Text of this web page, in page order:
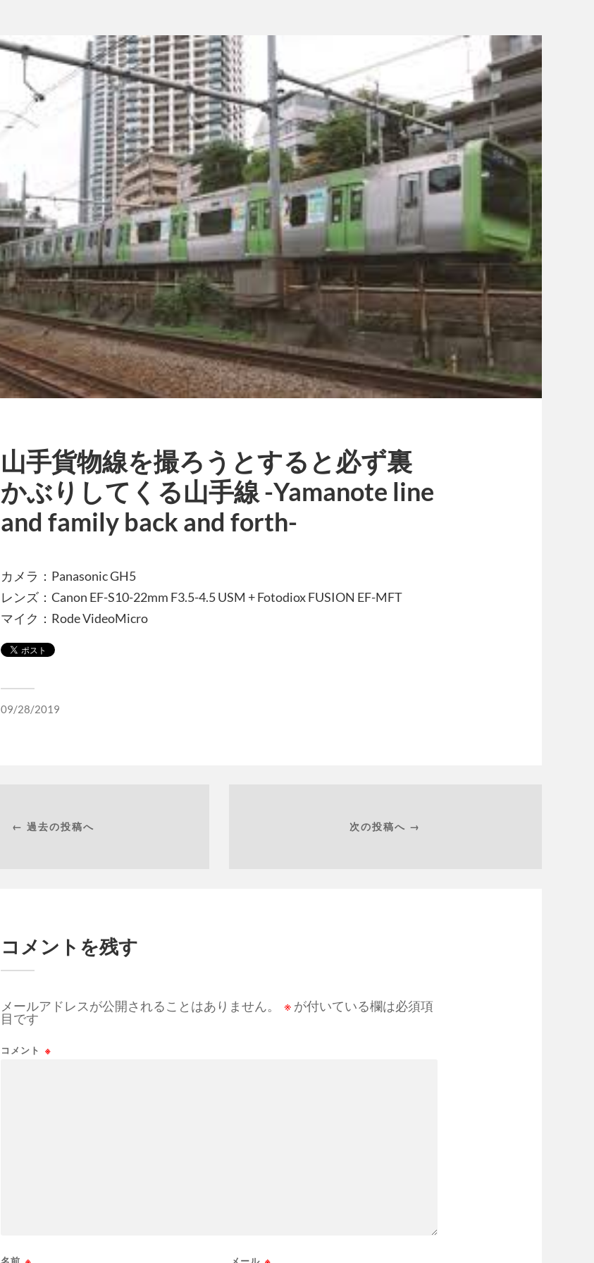
山手貨物線を撮ろうとすると必ず裏
かぶりしてくる山手線 -Yamanote line
and family back and forth-
カメラ：Panasonic GH5
レンズ：Canon EF-S10-22mm F3.5-4.5 USM + Fotodiox FUSION EF-MFT
マイク：Rode VideoMicro
09/28/2019
← 過去の投稿へ 次の投稿へ →
コメントを残す
メールアドレスが公開されることはありません。 ※ が付いている欄は必須項
目です
コメント ※